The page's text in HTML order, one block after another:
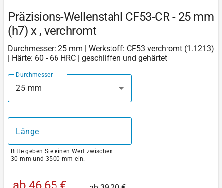
Präzisions-Wellenstahl CF53-CR - 25 mm
(h7) x , verchromt
Durchmesser: 25 mm | Werkstoff: CF53 verchromt (1.1213)
| Härte: 60 - 66 HRC | geschliffen und gehärtet
Durchmesser
25 mm
Länge
Bitte geben Sie einen Wert zwischen
30 mm und 3500 mm ein.
ab 46,65 €